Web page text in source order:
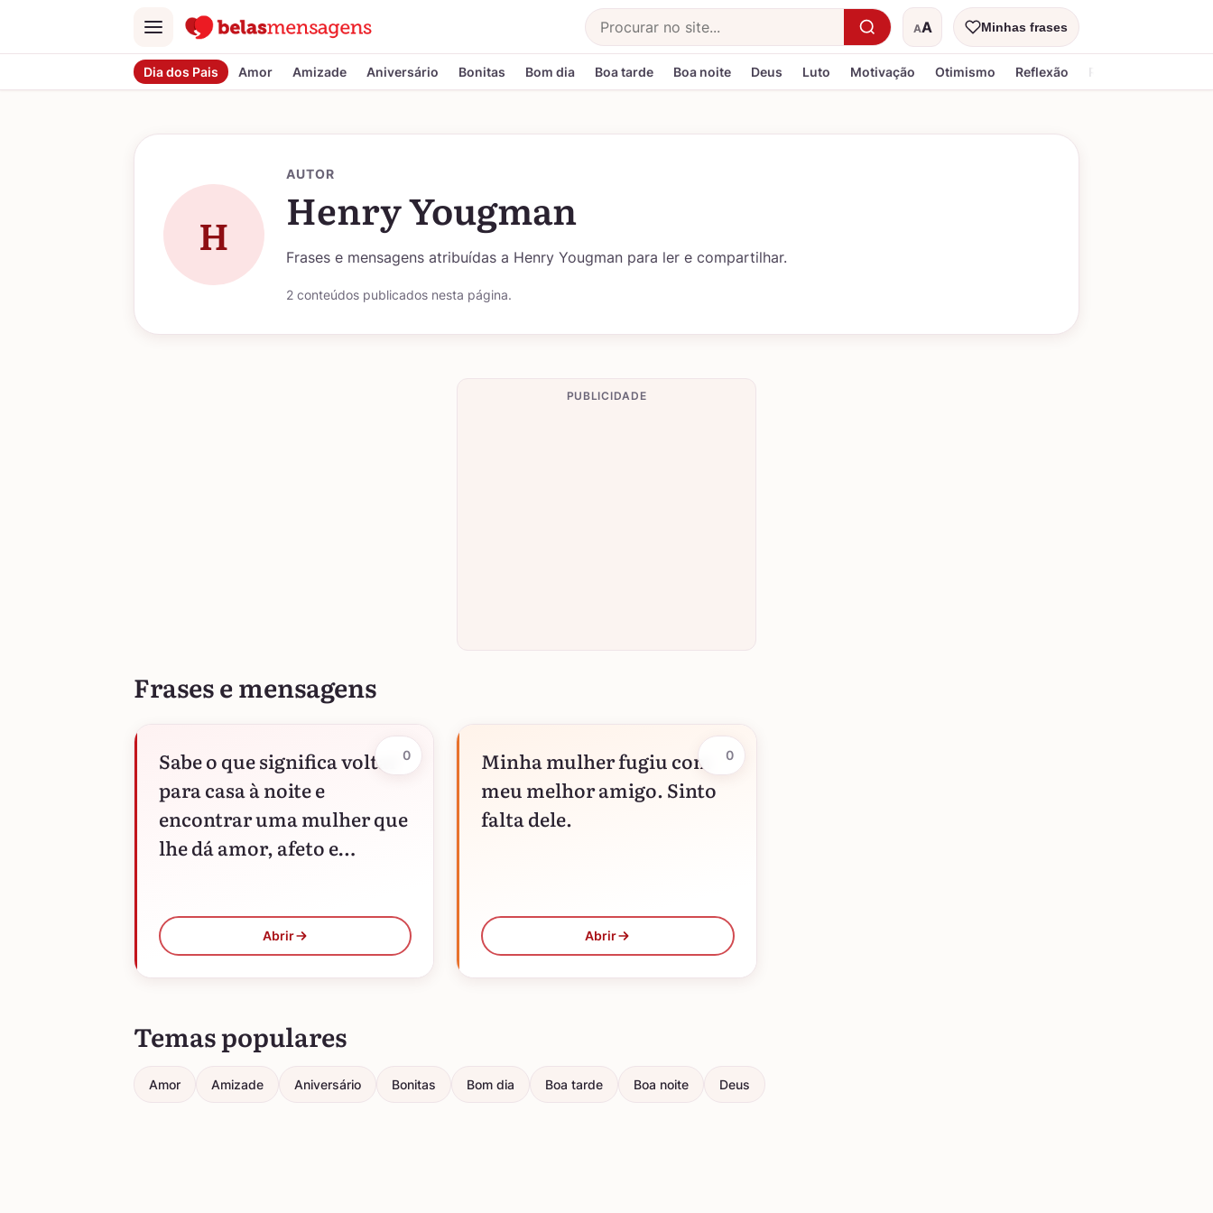
Menu
Buscar AA
Tamanho do textoMinhas frases
Dia dos Pais Amor Amizade Aniversário Bonitas Bom dia Boa tarde Boa noite Deus Luto Motivação Otimismo Reflexão Religiosa
H
AUTOR
Henry Yougman
Frases e mensagens atribuídas a Henry Yougman para ler e compartilhar.
2 conteúdos publicados nesta página.
PUBLICIDADE
Frases e mensagens
Sabe o que significa voltar
para casa à noite e
encontrar uma mulher que
lhe dá amor, afeto e
Abrir
0
Minha mulher fugiu com
meu melhor amigo. Sinto
falta dele.
Abrir
0
Temas populares
Amor Amizade Aniversário Bonitas Bom dia Boa tarde Boa noite Deus